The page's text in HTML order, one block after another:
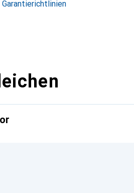
Garantierichtlinien